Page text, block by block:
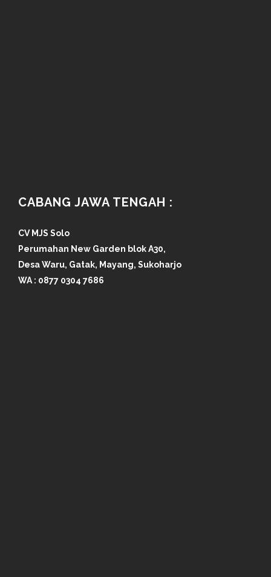
CABANG JAWA TENGAH :
CV MJS Solo
Perumahan New Garden blok A30,
Desa Waru, Gatak, Mayang, Sukoharjo
WA : 0877 0304 7686